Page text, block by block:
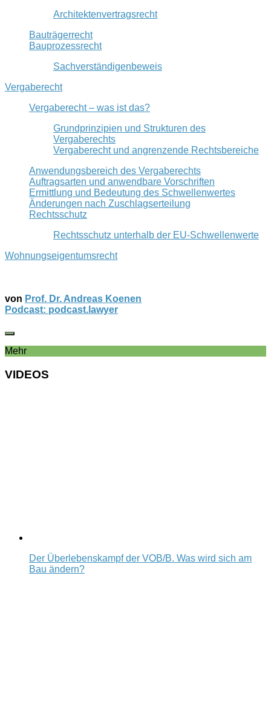
Architektenvertragsrecht
Bauträgerrecht
Bauprozessrecht
Sachverständigenbeweis
Vergaberecht
Vergaberecht – was ist das?
Grundprinzipien und Strukturen des
Vergaberechts
Vergaberecht und angrenzende Rechtsbereiche
Anwendungsbereich des Vergaberechts
Auftragsarten und anwendbare Vorschriften
Ermittlung und Bedeutung des Schwellenwertes
Änderungen nach Zuschlagserteilung
Rechtsschutz
Rechtsschutz unterhalb der EU-Schwellenwerte
Wohnungseigentumsrecht
von Prof. Dr. Andreas Koenen
Podcast: podcast.lawyer
Mehr
VIDEOS
Der Überlebenskampf der VOB/B. Was wird sich am
Bau ändern?